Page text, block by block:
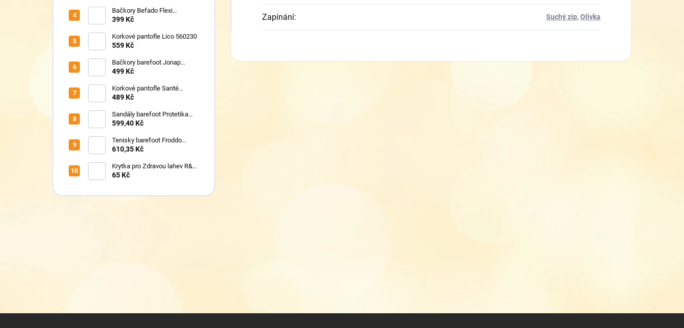
Bačkory Befado Flexi
627P023
399 Kč
Korkové pantofle Lico 560230
559 Kč
Bačkory barefoot Jonap
Home New Police
499 Kč
Korkové pantofle Santé
VN/326 černá
489 Kč
Sandály barefoot Protetika
TAFI pink uni
599,40 Kč
Tenisky barefoot Froddo
G1700440-5 Blue Electric
610,35 Kč
Krytka pro Zdravou lahev R&B
Floppy
65 Kč
Zapínání: Suchý zip,Olivka